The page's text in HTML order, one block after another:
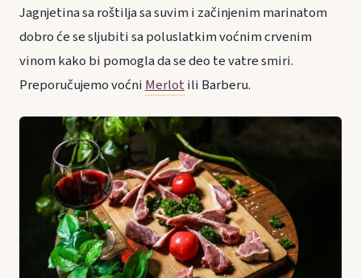
Jagnjetina sa roštilja sa suvim i začinjenim marinatom
dobro će se sljubiti sa poluslatkim voćnim crvenim
vinom kako bi pomogla da se deo te vatre smiri.
Preporučujemo voćniMerlotili Barberu.